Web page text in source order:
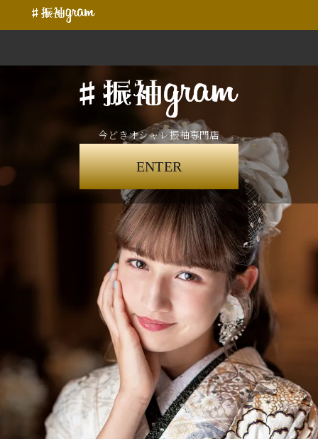
今どきオシャレ振袖専門店
ENTER